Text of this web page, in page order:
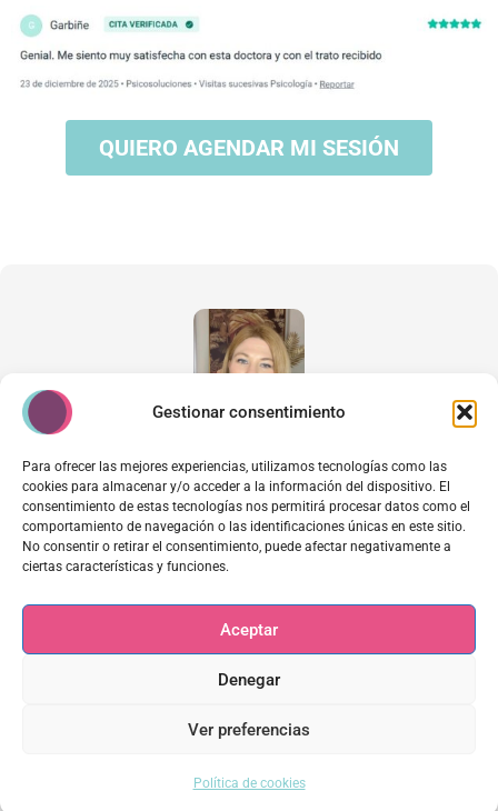
Gestionar consentimiento
Para ofrecer las mejores experiencias, utilizamos tecnologías como las
cookies para almacenar y/o acceder a la información del dispositivo. El
consentimiento de estas tecnologías nos permitirá procesar datos como el
comportamiento de navegación o las identificaciones únicas en este sitio.
No consentir o retirar el consentimiento, puede afectar negativamente a
ciertas características y funciones.
Aceptar
Denegar
Ver preferencias
Política de cookies
QUIERO AGENDAR MI SESIÓN
Sabina Mussons Simón
Soy Sabina Mussons Simón, psicóloga y psicoterapeuta. Ayudo a las
personas a resolver los problemas que se esconden bajo sus síntomas con
entonces, más de 1.500 personas han logrado recuperar su bienestar y
AGENDAR LLAMADA